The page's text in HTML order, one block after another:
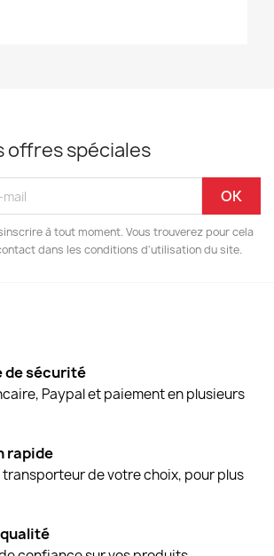
offres spéciales
à tout moment. Vous trouverez pour cela
dans les conditions d'utilisation du site.
de sécurité
Paypal et paiement en plusieurs
rapide
transporteur de votre choix, pour plus